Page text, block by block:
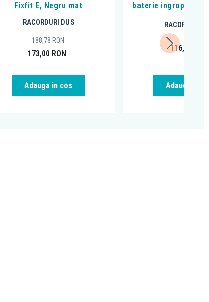
Fixfit E, Negru mat
RACORDURI DUS
173,00 RON
188,78RON
Adauga in cos
baterie ingropata,
RACORDURI
116,99
Adauga in